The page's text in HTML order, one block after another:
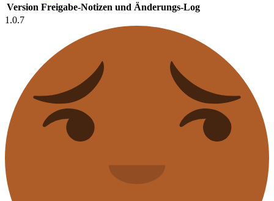
Version Freigabe-Notizen und Änderungs-Log
1.0.7